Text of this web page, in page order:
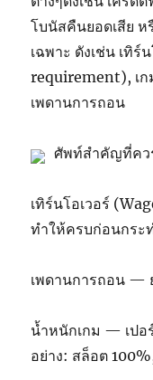
โบนัสคืนยอดเสีย
เฉพาะ ดังเช่น เทิร์
requirement), เ
เพดานการถอน
ศัพท์สำคัญที่คว
เทิร์นโอเวอร์
ทำให้ครบก่อนกระ
เพดานการถอน —
น้ำหนักเกม — เปอ
อย่าง: สล็อต